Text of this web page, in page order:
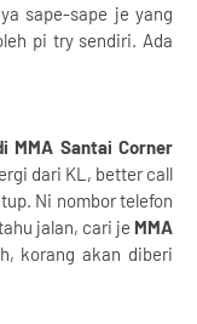
sape-sape je yang
pi try sendiri. Ada
MMA Santai Corner
dari KL, better call
Ni nombor telefon
jalan, cari je MMA
korang akan diberi